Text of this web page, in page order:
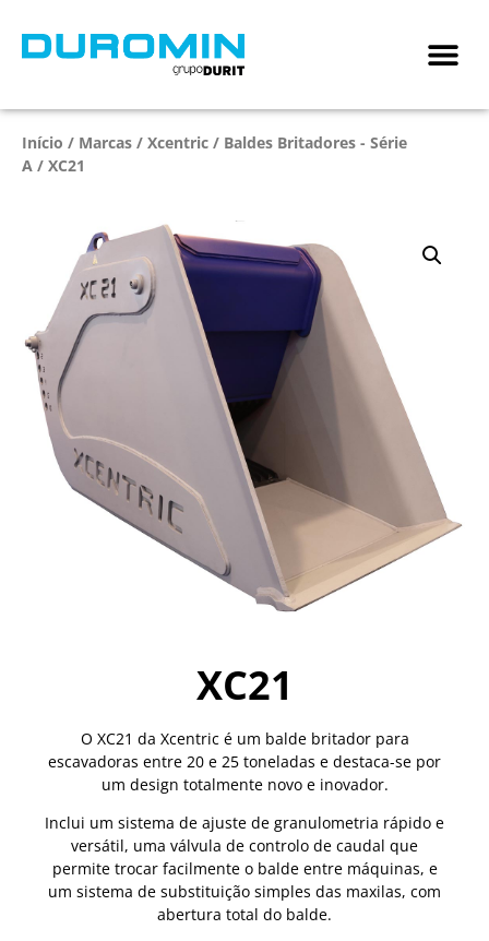
Início / Marcas / Xcentric / Baldes Britadores - Série
A / XC21
XC21
O XC21 da Xcentric é um balde britador para
escavadoras entre 20 e 25 toneladas e destaca-se por
um design totalmente novo e inovador.
Inclui um sistema de ajuste de granulometria rápido e
versátil, uma válvula de controlo de caudal que
permite trocar facilmente o balde entre máquinas, e
um sistema de substituição simples das maxilas, com
abertura total do balde.